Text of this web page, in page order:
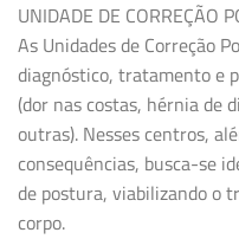
UNIDADE DE CORREÇÃO
As Unidades de Correção
diagnóstico, tratamento e
(dor nas costas, hérnia de
outras). Nesses centros,
consequências, busca-se
de postura, viabilizando o
corpo.